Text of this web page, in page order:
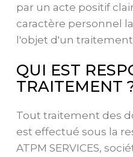
par un acte positif
caractère personnel
l'objet d'un
QUI EST
TRAITEMENT
Tout traitement des
est effectué sous la
ATPM SERVICES,